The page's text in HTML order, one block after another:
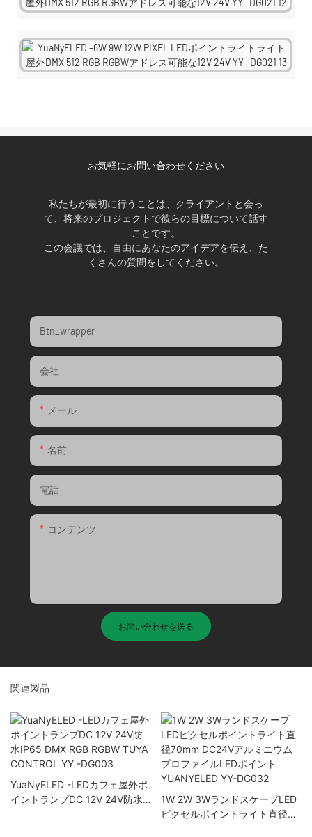
お気軽にお問い合わせください
私たちが最初に行うことは、クライアントと会っ
て、将来のプロジェクトで彼らの目標について話す
ことです。
この会議では、自由にあなたのアイデアを伝え、た
くさんの質問をしてください。
Btn_wrapper
会社
メール
名前
電話
コンテンツ
お問い合わせを送る
関連製品
YuaNyELED -LEDカフェ屋外ポ
イントランプDC 12V 24V防水
1W 2W 3WランドスケープLED
ピクセルポイントライト直径